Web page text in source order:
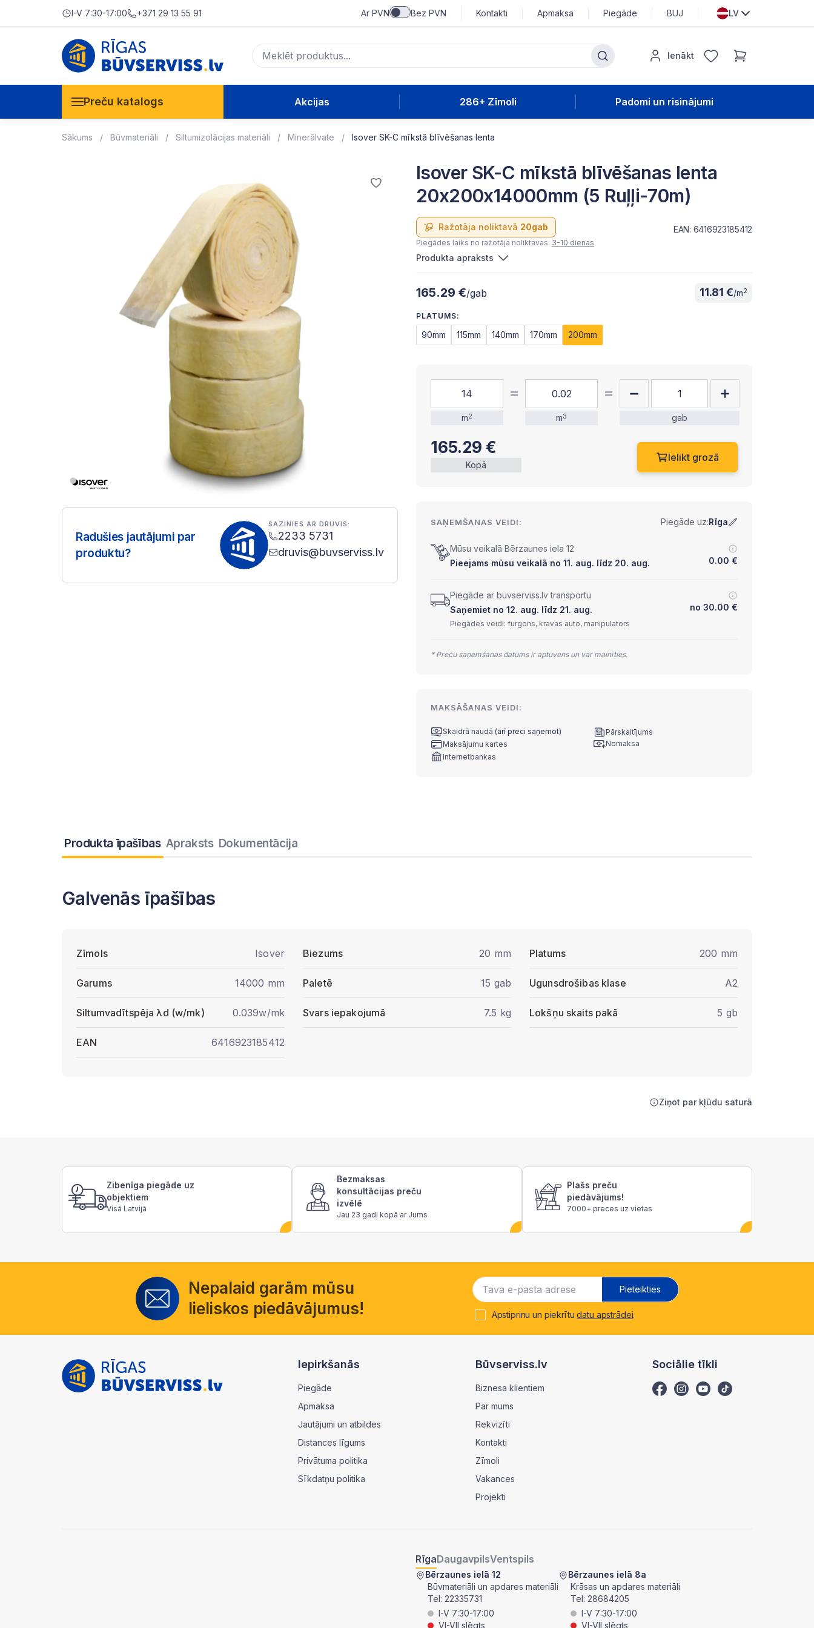
I-V 7:30-17:00 +371 29 13 55 91 Ar PVN Bez PVN Kontakti Apmaksa Piegāde BUJ LV
Ienākt
Preču katalogs Akcijas 286+ Zīmoli Padomi un risinājumi
Sākums Būvmateriāli Siltumizolācijas materiāli Minerālvate Isover SK-C mīkstā blīvēšanas lenta
Radušies jautājumi par
produktu?
SAZINIES AR DRUVIS:
2233 5731
druvis@buvserviss.lv
Isover SK-C mīkstā blīvēšanas lenta
20x200x14000mm (5 Ruļļi-70m)
Ražotāja noliktavā 20gab EAN: 6416923185412
Piegādes laiks no ražotāja noliktavas: 3-10 dienas
Produkta apraksts
165.29 €/gab 11.81 €/m2
PLATUMS:
90mm 115mm 140mm 170mm 200mm
m2 m3 gab
165.29 €
Kopā
Ielikt grozā
SAŅEMŠANAS VEIDI: Piegāde uz:Rīga
Mūsu veikalā Bērzaunes iela 12
Pieejams mūsu veikalā no 11. aug. līdz 20. aug.
0.00 €
Piegāde ar buvserviss.lv transportu
Saņemiet no 12. aug. līdz 21. aug.
no 30.00 €
Piegādes veidi: furgons, kravas auto, manipulators
* Preču saņemšanas datums ir aptuvens un var mainīties.
MAKSĀŠANAS VEIDI:
Skaidrā naudā (arī preci saņemot)
Maksājumu kartes
Internetbankas
Pārskaitījums
Nomaksa
Produkta īpašības Apraksts Dokumentācija
Galvenās īpašības
Zīmols Isover Biezums 20 mm Platums 200 mm
Garums 14000 mm Paletē 15 gab Ugunsdrošibas klase A2
Siltumvadītspēja λd (w/mk) 0.039w/mk Svars iepakojumā 7.5 kg Lokšņu skaits pakā 5 gb
EAN 6416923185412
Ziņot par kļūdu saturā
Zibenīga piegāde uz
objektiem
Visā Latvijā
Bezmaksas
konsultācijas preču
izvēlē
Jau 23 gadi kopā ar Jums
Plašs preču
piedāvājums!
7000+ preces uz vietas
Nepalaid garām mūsu
lieliskos piedāvājumus!
Pieteikties
Apstiprinu un piekrītudatu apstrādei.
Iepirkšanās
Piegāde
Apmaksa
Jautājumi un atbildes
Distances līgums
Privātuma politika
Sīkdatņu politika
Būvserviss.lv
Biznesa klientiem
Par mums
Rekvizīti
Kontakti
Zīmoli
Vakances
Projekti
Sociālie tīkli
RīgaDaugavpilsVentspils
Bērzaunes ielā 12
Būvmateriāli un apdares materiāli
Tel: 22335731
I-V 7:30-17:00
VI-VII slēgts
Bērzaunes ielā 8a
Krāsas un apdares materiāli
Tel: 28684205
I-V 7:30-17:00
VI-VII slēgts